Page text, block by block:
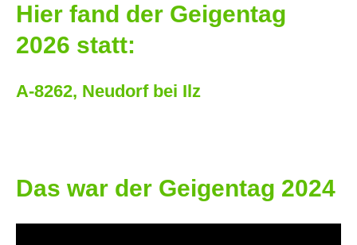
Hier fand der Geigentag
2026 statt:
A-8262, Neudorf bei Ilz
Das war der Geigentag 2024